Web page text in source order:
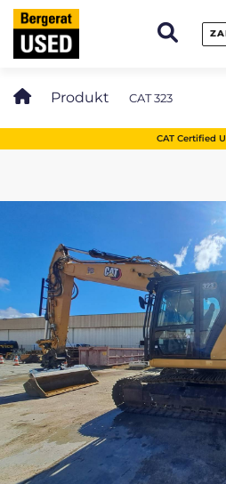
Produkt CAT 323
CAT Certified
Panel zarządzania plikami